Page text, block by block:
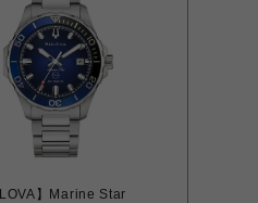
】Marine Star